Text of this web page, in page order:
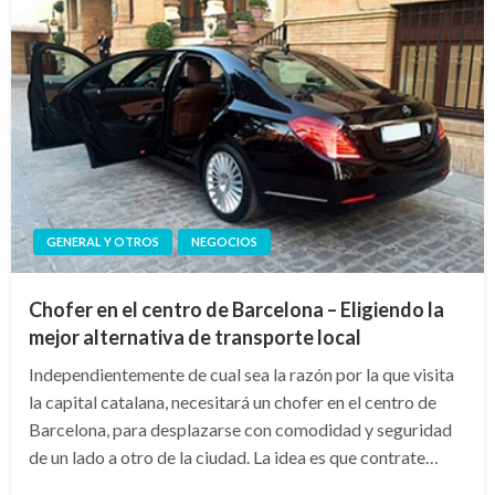
GENERAL Y OTROS NEGOCIOS
Chofer en el centro de Barcelona – Eligiendo la
mejor alternativa de transporte local
Independientemente de cual sea la razón por la que visita
la capital catalana, necesitará un chofer en el centro de
Barcelona, para desplazarse con comodidad y seguridad
de un lado a otro de la ciudad. La idea es que contrate…